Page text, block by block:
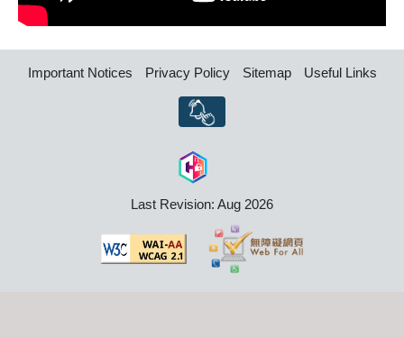
Important Notices Privacy Policy Sitemap Useful Links
Last Revision: Aug 2026